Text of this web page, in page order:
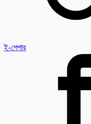
ই-পেপার